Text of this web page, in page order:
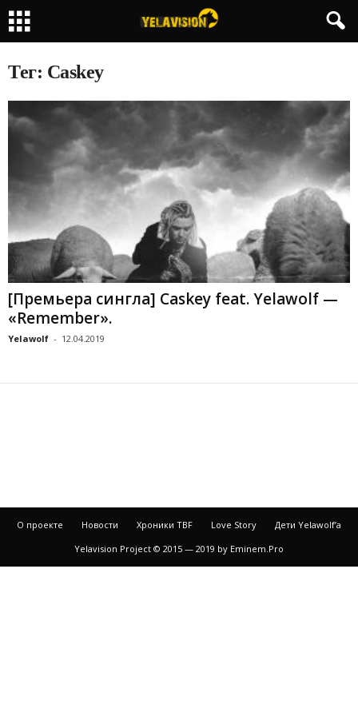
Тег: Caskey
[Премьера сингла] Caskey feat. Yelawolf —
«Remember».
Yelawolf - 12.04.2019
О проекте Новости Хроники TBF Love Story
Дети Yelawolf’a
Yelavision Project © 2015 — 2019 by Eminem.Pro